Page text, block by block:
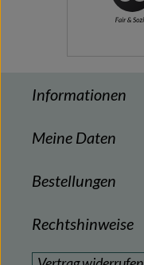
Informationen
Meine Daten
Bestellungen
Rechtshinweise